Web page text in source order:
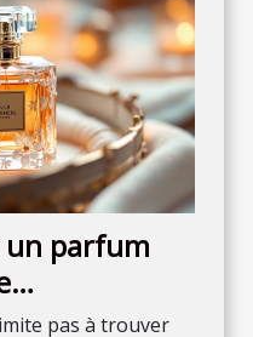
parfum
pas à trouver